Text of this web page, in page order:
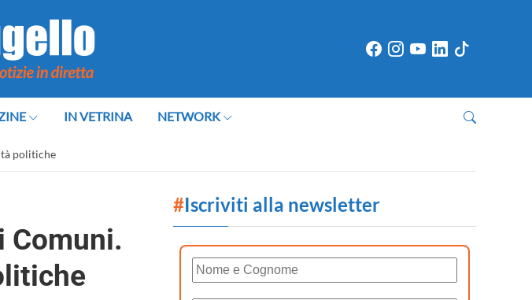
IN VETRINA NETWORK
politiche
Comuni.
#Iscriviti alla newsletter